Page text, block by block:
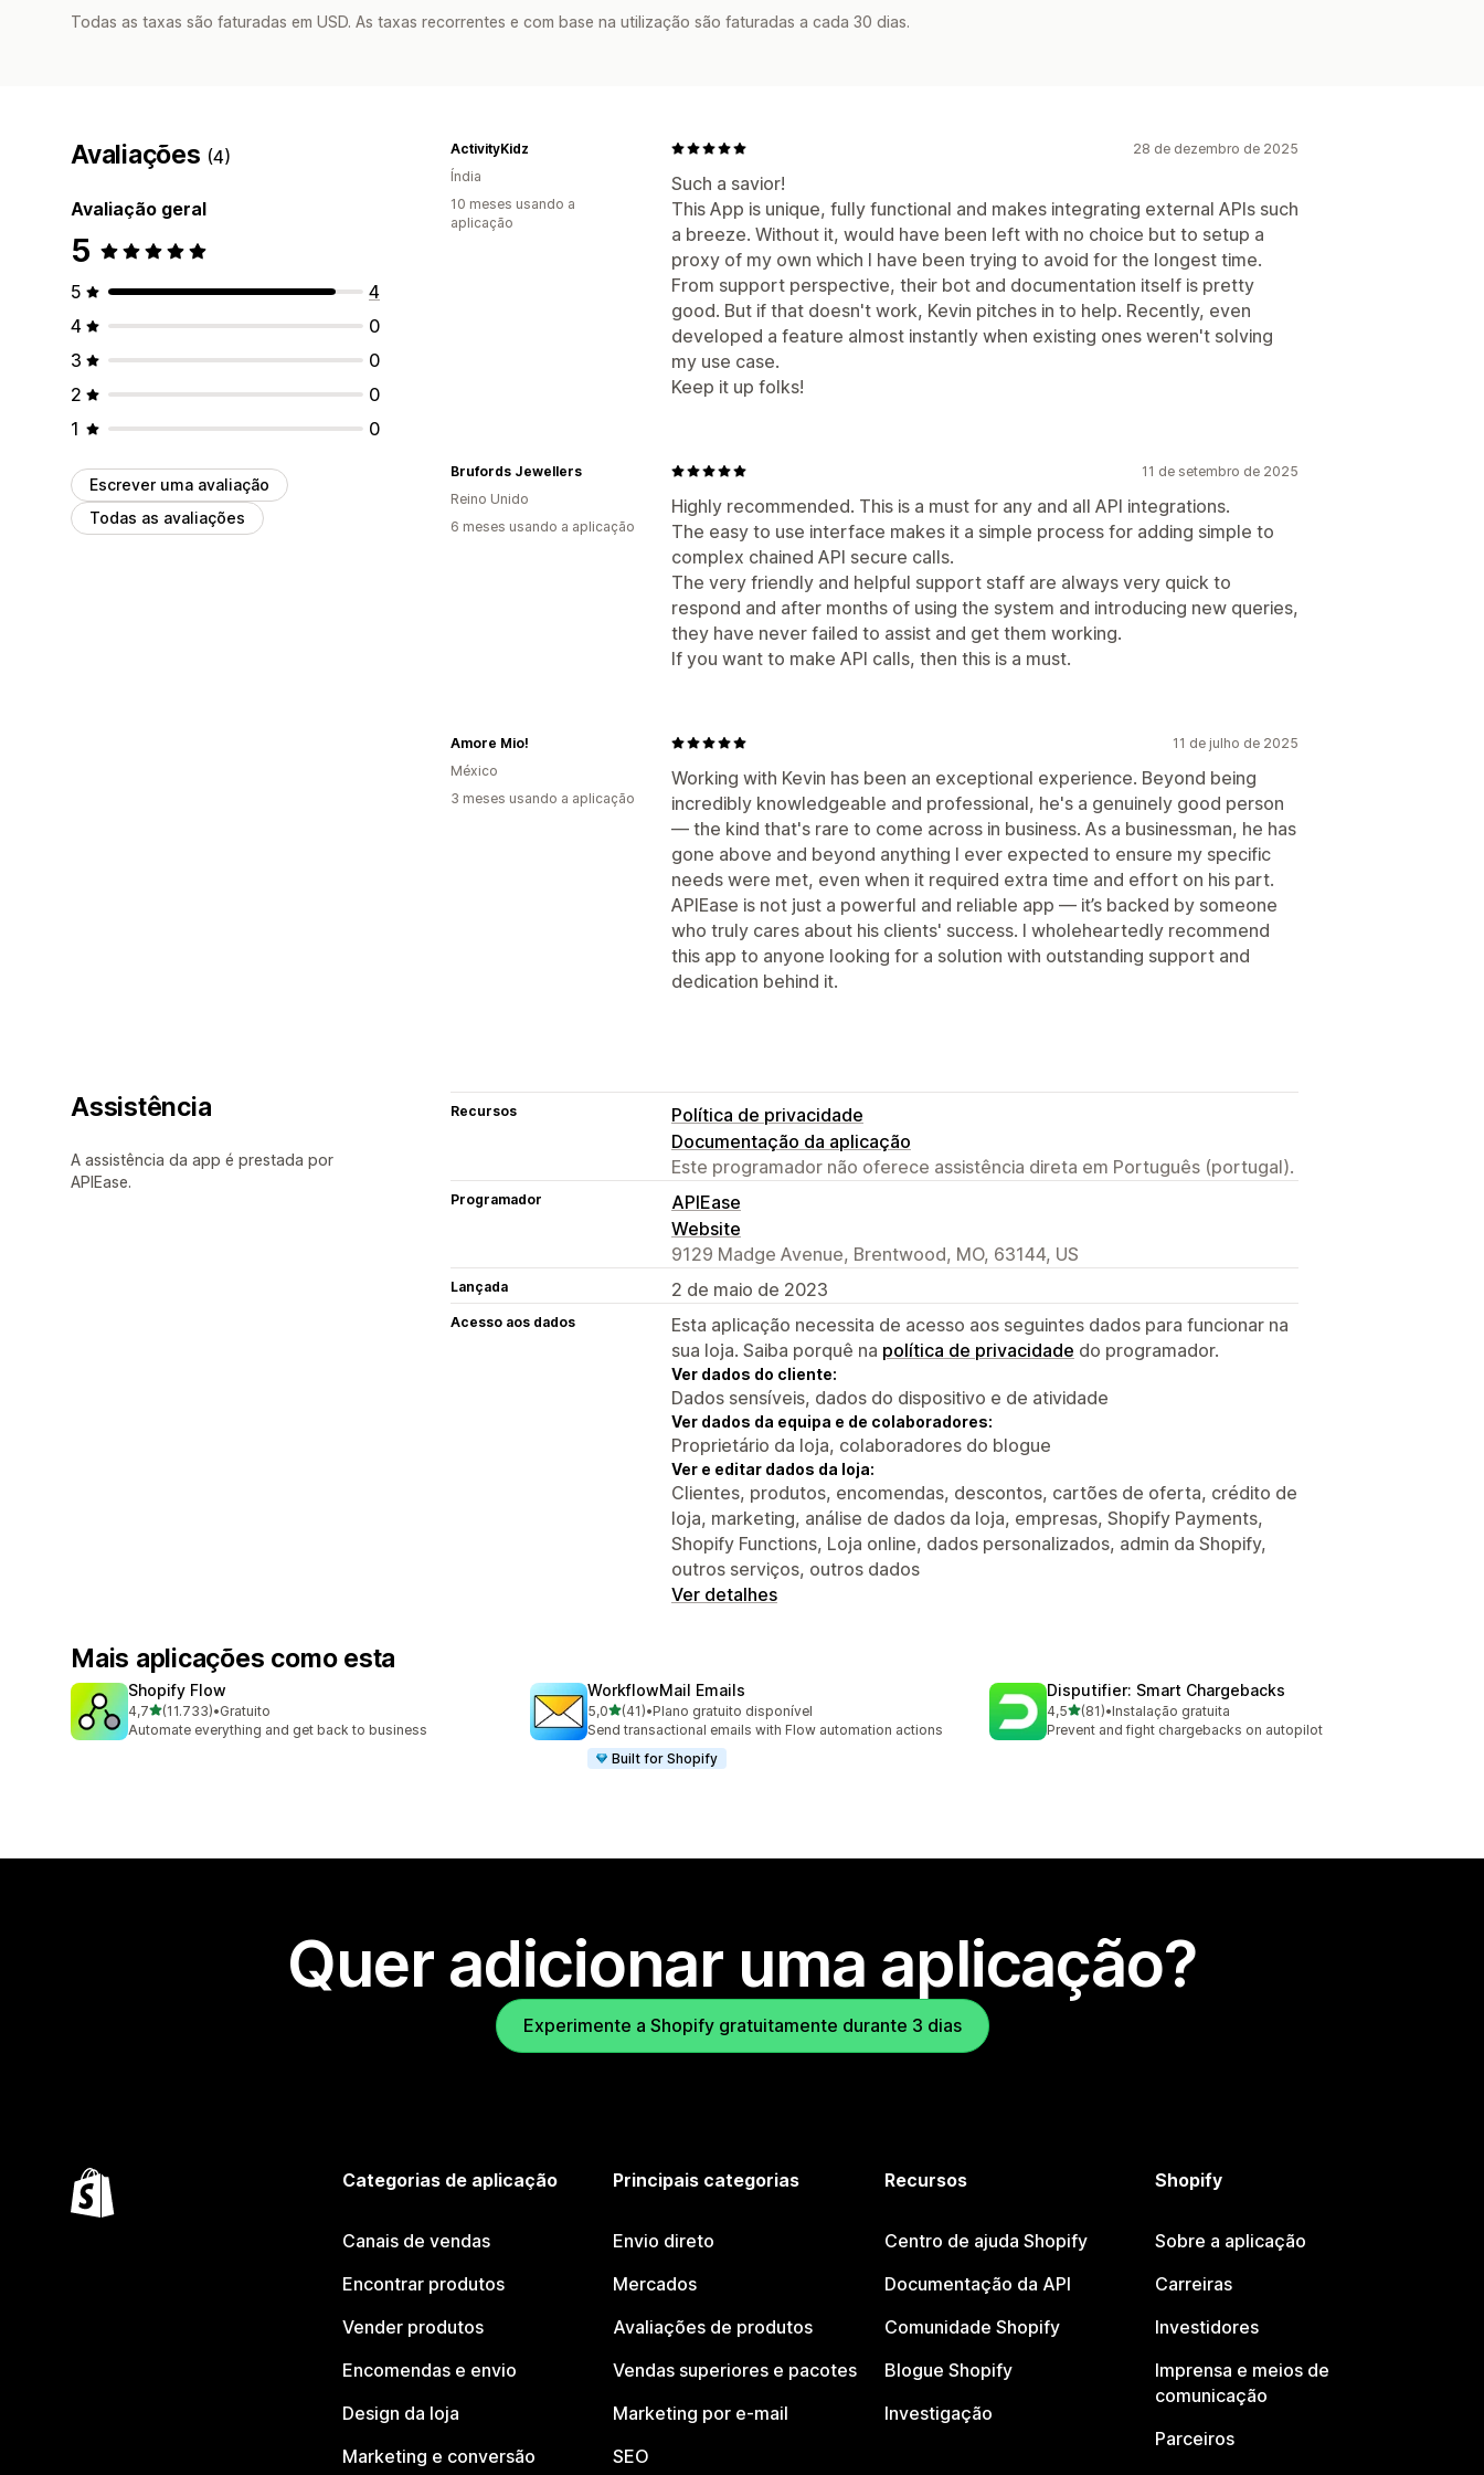
Todas as taxas são faturadas em USD. As taxas recorrentes e com base na utilização são faturadas a cada 30 dias.
Avaliações (4)
Avaliação geral
5
5
4
4
0
3
0
2
0
1
0
Escrever uma avaliação
Todas as avaliações
28 de dezembro de 2025
Such a savior!
This App is unique, fully functional and makes integrating external APIs such
a breeze. Without it, would have been left with no choice but to setup a
proxy of my own which I have been trying to avoid for the longest time.
From support perspective, their bot and documentation itself is pretty
good. But if that doesn't work, Kevin pitches in to help. Recently, even
developed a feature almost instantly when existing ones weren't solving
my use case.
Keep it up folks!
ActivityKidz
Índia
10 meses usando a
aplicação
11 de setembro de 2025
Highly recommended. This is a must for any and all API integrations.
The easy to use interface makes it a simple process for adding simple to
complex chained API secure calls.
The very friendly and helpful support staff are always very quick to
respond and after months of using the system and introducing new queries,
they have never failed to assist and get them working.
If you want to make API calls, then this is a must.
Brufords Jewellers
Reino Unido
6 meses usando a aplicação
11 de julho de 2025
Working with Kevin has been an exceptional experience. Beyond being
incredibly knowledgeable and professional, he's a genuinely good person
— the kind that's rare to come across in business. As a businessman, he has
gone above and beyond anything I ever expected to ensure my specific
needs were met, even when it required extra time and effort on his part.
APIEase is not just a powerful and reliable app — it’s backed by someone
who truly cares about his clients' success. I wholeheartedly recommend
this app to anyone looking for a solution with outstanding support and
dedication behind it.
Amore Mio!
México
3 meses usando a aplicação
Assistência
A assistência da app é prestada por
APIEase.
Recursos
Política de privacidade
Documentação da aplicação
Este programador não oferece assistência direta em Português (portugal).
Programador
APIEase
Website
9129 Madge Avenue, Brentwood, MO, 63144, US
Lançada 2 de maio de 2023
Acesso aos dados
Esta aplicação necessita de acesso aos seguintes dados para funcionar na
sua loja. Saiba porquê na política de privacidade do programador.
Ver dados do cliente:
Dados sensíveis, dados do dispositivo e de atividade
Ver dados da equipa e de colaboradores:
Proprietário da loja, colaboradores do blogue
Ver e editar dados da loja:
Clientes, produtos, encomendas, descontos, cartões de oferta, crédito de
loja, marketing, análise de dados da loja, empresas, Shopify Payments,
Shopify Functions, Loja online, dados personalizados, admin da Shopify,
outros serviços, outros dados
Ver detalhes
Mais aplicações como esta
Shopify Flow
4,7de 5 estrelas
(11.733)
11733 total de avaliações
•Gratuito
Automate everything and get back to business
WorkflowMail Emails
5,0de 5 estrelas
(41)
41 total de avaliações
•Plano gratuito disponível
Send transactional emails with Flow automation actions
Built for Shopify
Disputifier: Smart Chargebacks
4,5de 5 estrelas
(81)
81 total de avaliações
•Instalação gratuita
Prevent and fight chargebacks on autopilot
Quer adicionar uma aplicação?
Experimente a Shopify gratuitamente durante 3 dias
Categorias de aplicação
Canais de vendas
Encontrar produtos
Vender produtos
Encomendas e envio
Design da loja
Marketing e conversão
Principais categorias
Envio direto
Mercados
Avaliações de produtos
Vendas superiores e pacotes
Marketing por e-mail
SEO
Recursos
Centro de ajuda Shopify
Documentação da API
Comunidade Shopify
Blogue Shopify
Investigação
Shopify
Sobre a aplicação
Carreiras
Investidores
Imprensa e meios de
comunicação
Parceiros